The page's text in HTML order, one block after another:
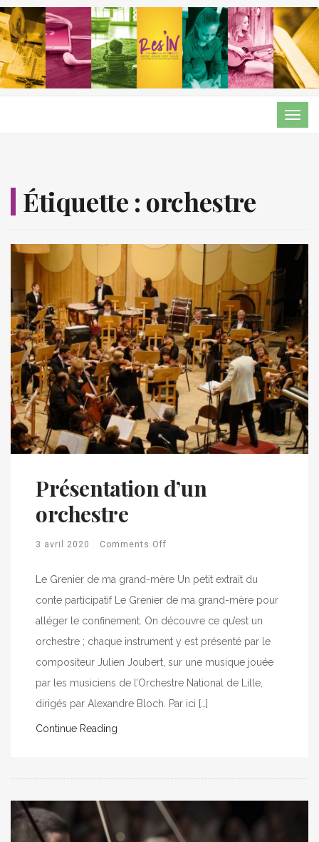
Étiquette : orchestre
Présentation d’un
orchestre
3 avril 2020 Comments Off
Le Grenier de ma grand-mère Un petit extrait du
conte participatif Le Grenier de ma grand-mère pour
alléger le confinement. On découvre ce qu’est un
orchestre ; chaque instrument y est présenté par le
compositeur Julien Joubert, sur une musique jouée
par les musiciens de l’Orchestre National de Lille,
dirigés par Alexandre Bloch. Par ici […]
Continue Reading